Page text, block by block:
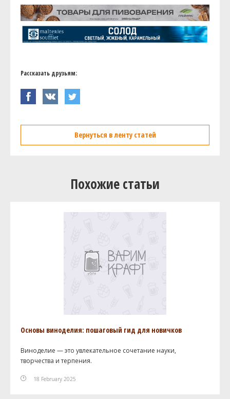
Рассказать друзьям:
Вернуться в ленту статей
Похожие статьи
Основы виноделия: пошаговый гид для новичков
Виноделие — это увлекательное сочетание науки,
творчества и терпения.
18 February 2025